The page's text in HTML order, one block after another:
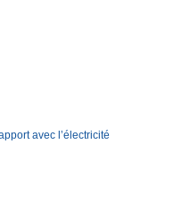
avec l’électricité